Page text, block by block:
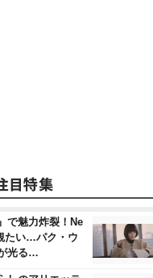
で魅力炸裂！Ne
たい…パク・ウ
光る…